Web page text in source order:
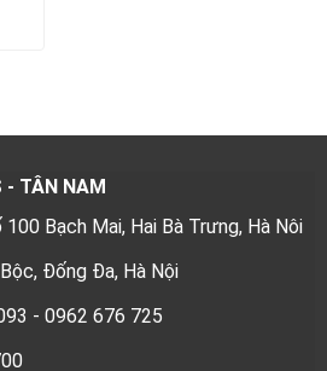
- TÂN NAM
Bạch Mai, Hai Bà Trưng, Hà Nôi
Đống Đa, Hà Nội
- 0962 676 725